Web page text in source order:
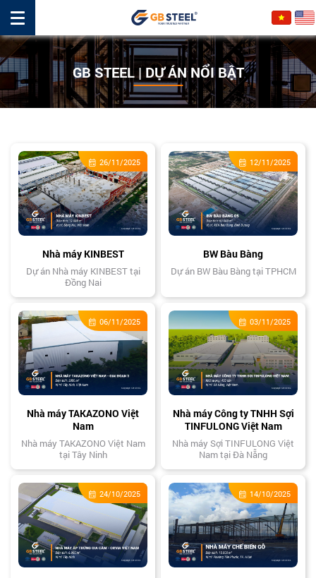
GB STEEL | DỰ ÁN NỔI BẬT
26/11/2025
Nhà máy KINBEST
Dự án Nhà máy KINBEST tại
Đồng Nai
12/11/2025
BW Bàu Bàng
Dự án BW Bàu Bàng tại TPHCM
06/11/2025
Nhà máy TAKAZONO Việt
Nam
Nhà máy TAKAZONO Việt Nam
tại Tây Ninh
03/11/2025
Nhà máy Công ty TNHH Sợi
TINFULONG Việt Nam
Nhà máy Sợi TINFULONG Việt
Nam tại Đà Nẵng
24/10/2025 14/10/2025